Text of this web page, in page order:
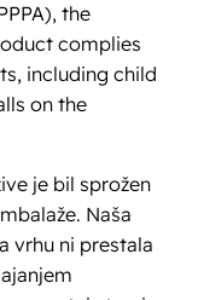
the
complies
including child
on the
je bil sprožen
Naša
vrhu ni prestala